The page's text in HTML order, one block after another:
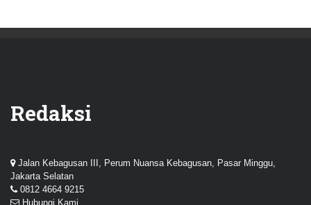
Redaksi
Jalan Kebagusan III, Perum Nuansa Kebagusan, Pasar Minggu,
Jakarta Selatan
0812 4664 9215
Hubungi Kami